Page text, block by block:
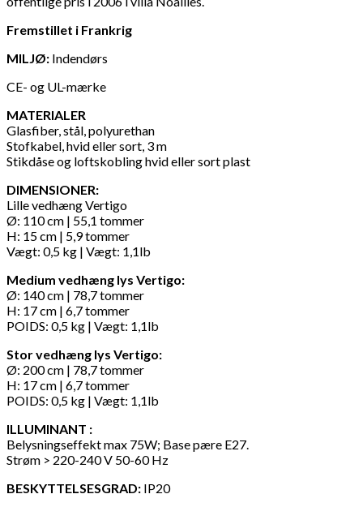
Fremstillet i Frankrig
MILJØ: Indendørs
CE- og UL-mærke
MATERIALER
Glasfiber, stål, polyurethan
Stofkabel, hvid eller sort, 3 m
Stikdåse og loftskobling hvid eller sort plast
DIMENSIONER:
Lille vedhæng Vertigo
Ø: 110 cm | 55,1 tommer
H: 15 cm | 5,9 tommer
Vægt: 0,5 kg | Vægt: 1,1lb
Medium vedhæng lys Vertigo:
Ø: 140 cm | 78,7 tommer
H: 17 cm | 6,7 tommer
POIDS: 0,5 kg | Vægt: 1,1lb
Stor vedhæng lys Vertigo:
Ø: 200 cm | 78,7 tommer
H: 17 cm | 6,7 tommer
POIDS: 0,5 kg | Vægt: 1,1lb
ILLUMINANT :
Belysningseffekt max 75W; Base pære E27.
Strøm > 220-240 V 50-60 Hz
BESKYTTELSESGRAD: IP20